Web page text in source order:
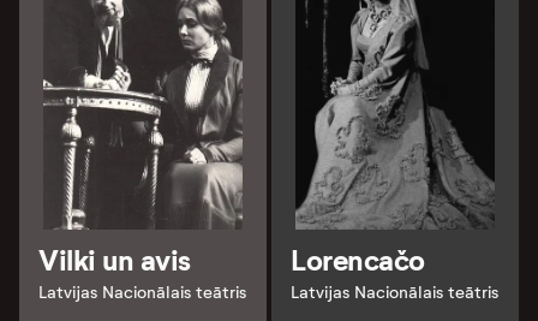
Vilki un avis
Latvijas Nacionālais teātris
Lorencačo
Latvijas Nacionālais teātris